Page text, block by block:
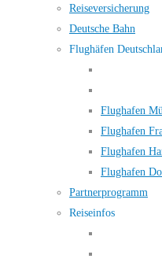
Reiseversicherung
Deutsche Bahn
Flughäfen
Flughafen
Flughafen
Flughafen
Flughafen
Partnerprogramm
Reiseinfos